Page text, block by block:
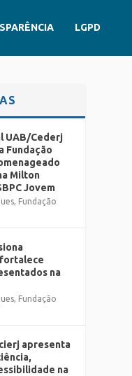
LGPD
UAB/Cederj
Fundação
Milton
Jovem
, Fundação
na
, Fundação
apresenta
na